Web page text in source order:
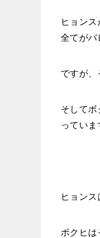
ヒョン
全てがバ
ですが、
そしてボ
っていま
ヒョン
ボクヒは